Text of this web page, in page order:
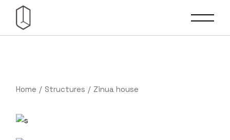
Home Structures Zinua house